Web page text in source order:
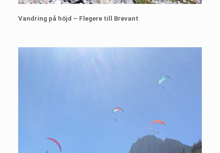
Vandring på höjd – Flegere till Brevant